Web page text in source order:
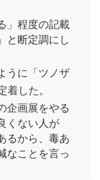
」程度の記載
と断定調にし
うに「ツノザ
着した。
企画展をやる
くない人が
るから、毒あ
なことを言っ